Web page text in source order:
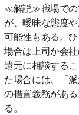
≪解説≫職場での
が、曖昧な態度
可能性もある。
場合は上司か会
遣元に相談する
た場合には、「
の措置義務があ
る。